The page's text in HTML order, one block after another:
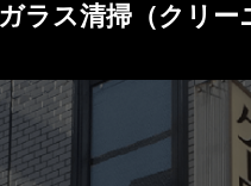
ラス清掃（クリ